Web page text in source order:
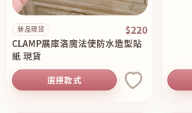
新品現貨 $220
CLAMP展庫洛魔法使防水造型貼
紙 現貨
選擇款式